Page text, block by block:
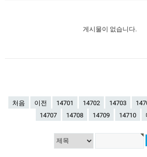
게시물이 없습니다.
처음 이전 14701 14702 14703
14707
14708 14709 14710